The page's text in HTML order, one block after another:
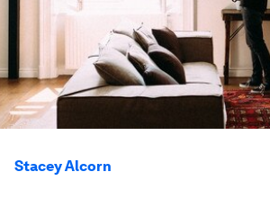
Stacey Alcorn